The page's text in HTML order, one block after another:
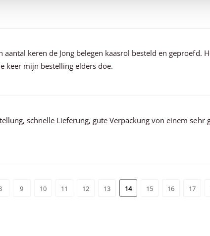
aantal keren de Jong belegen kaasrol besteld en geproefd.
keer mijn bestelling elders doe.
schnelle Lieferung, gute Verpackung von einem
9 10 11 12 13 14 15 16 17